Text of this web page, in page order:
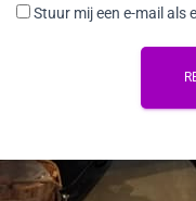
Stuur mij een e-mail als